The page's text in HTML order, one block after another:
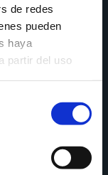
de redes
pueden
haya
partir del uso
y
sonidos o